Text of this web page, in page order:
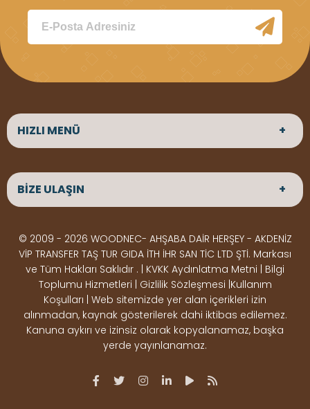
HIZLI MENÜ
ANASAYFA
HAKKIMIZDA
ÜRÜNLER
Çeşitlerimiz
Çeşitlerimiz
Kereste
Çeşitlerimiz
Ahşap
Pergole
Ürünler
Deck Montaj
Ahşap
Dekorasyon
OSB,
BİZE ULAŞIN
BİZE ULAŞIN
Altınkale mah Osmangazi cad. no 355 Döşemealtı
Antalya
ÇALIŞMA SAATLERİ
Hafta içi : Haftaiçi 09:00 - 18:00
Hafta sonu : Cumartesi 10:00 - 15:00
İLETİŞİM
© 2009 - 2026 WOODNEC- AHŞABA DAİR HERŞEY - AKDENİZ
VİP TRANSFER TAŞ TUR GIDA İTH İHR SAN TİC LTD ŞTİ. Markası
ve Tüm Hakları Saklıdır . | KVKK Aydınlatma Metni | Bilgi
Toplumu Hizmetleri | Gizlilik Sözleşmesi |Kullanım
Koşulları | Web sitemizde yer alan içerikleri izin
alınmadan, kaynak gösterilerek dahi iktibas edilemez.
Kanuna aykırı ve izinsiz olarak kopyalanamaz, başka
yerde yayınlanamaz.